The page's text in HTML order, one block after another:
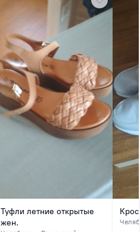
Туфли летние открытые
жен.